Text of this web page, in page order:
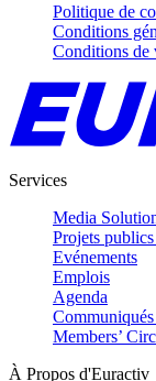
Politique de
Conditions
Conditions de
Services
Media
Projets
Evénements
Emplois
Agenda
Communiqués
Members’
À Propos d'Euractiv